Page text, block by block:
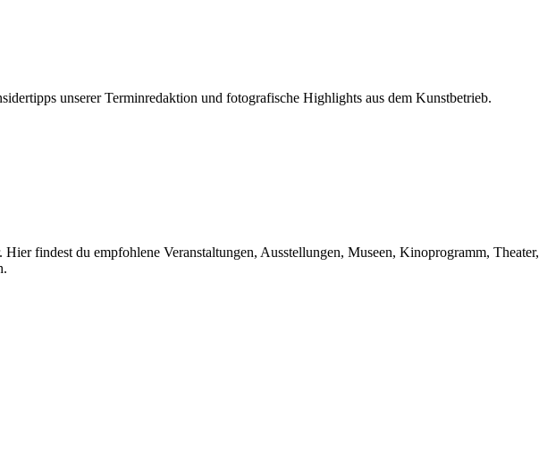
unserer Terminredaktion und fotografische Highlights aus dem Kunstbetrieb.
findest du empfohlene Veranstaltungen, Ausstellungen, Museen, Kinoprogramm, Theater,